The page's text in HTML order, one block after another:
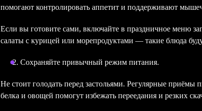
помогают контролировать аппетит и поддерживают
Если вы готовите сами, включайте в праздничное меню
салаты с курицей или морепродуктами — такие блюда
Сохраняйте привычный режим питания.
Не стоит голодать перед застольями. Регулярные приёмы
белка и овощей помогут избежать переедания и резких